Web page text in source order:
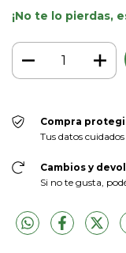
¡No te lo pierdas,
Compra
Tus datos
Cambios y
Si no te gusta,